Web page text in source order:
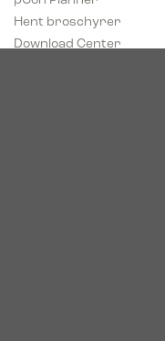
Hent broschyrer
Download Center